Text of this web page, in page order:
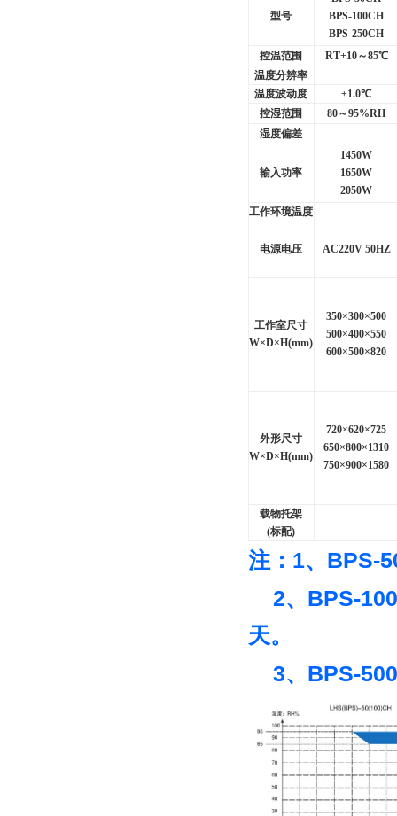
型号
BPS-100CH
BPS-250CH
控温范围
RT+10～85℃
温度分辨率
温度波动度
±1.0℃
控湿范围
80～95%RH
湿度偏差
输入功率
1450W
1650W
2050W
工作环境温度
电源电压 AC220V 50HZ
工作室尺寸
W×D×H(mm)
350×300×500
500×400×550
600×500×820
外形尺寸
W×D×H(mm)
720×620×725
650×800×1310
750×900×1580
载物托架
(标配)
注： 1、 BPS-
2、 BPS-
天。
3、 BPS-